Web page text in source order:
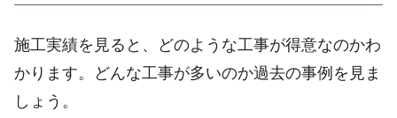
施工実績を見ると、どのような工事が得意なのかわ
かります。どんな工事が多いのか過去の事例を見ま
しょう。